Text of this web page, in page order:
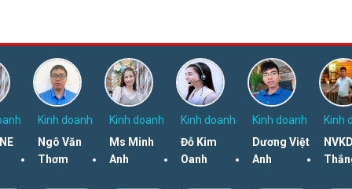
Kinh doanh
Ngô Văn
Thơm
Kinh doanh
Ms Minh
Anh
Kinh doanh
Đỗ Kim
Oanh
Kinh doanh
Dương Việt
Anh
Kinh